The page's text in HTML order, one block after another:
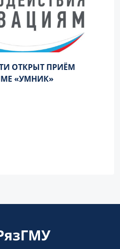
ОТКРЫТ ПРИЁМ
«УМНИК»